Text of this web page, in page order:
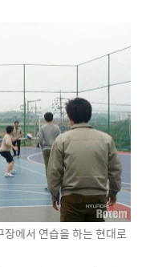
에서 연습을 하는 현대로